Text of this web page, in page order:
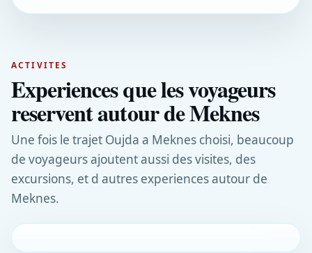
ACTIVITES
Experiences que les voyageurs
reservent autour de Meknes
Une fois le trajet Oujda a Meknes choisi, beaucoup
de voyageurs ajoutent aussi des visites, des
excursions, et d autres experiences autour de
Meknes.